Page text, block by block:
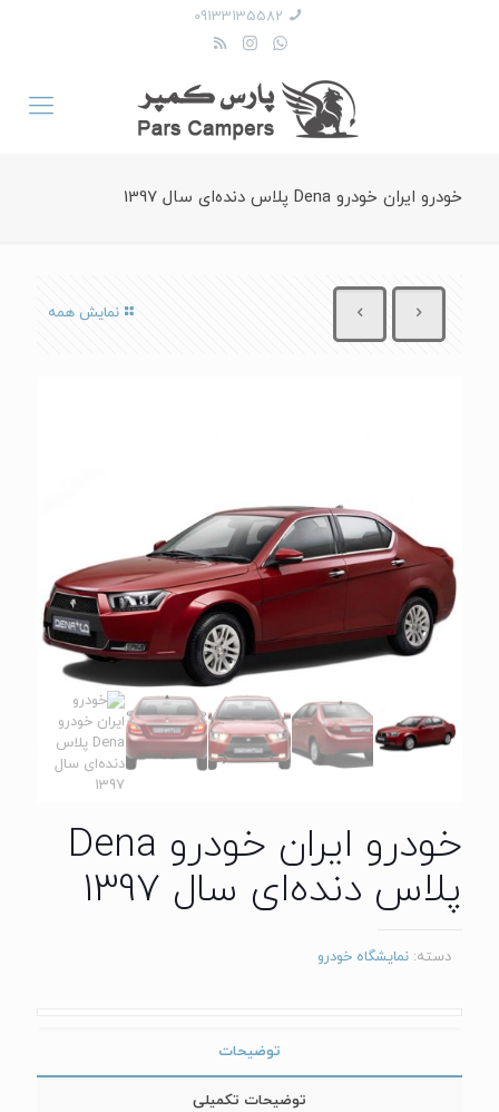
09133135582
خودرو ایران خودرو Dena پلاس دنده‌ای سال 1397
نمایش همه
خودرو ایران خودرو Dena
پلاس دنده‌ای سال 1397
دسته: نمایشگاه خودرو
توضیحات
توضیحات تکمیلی